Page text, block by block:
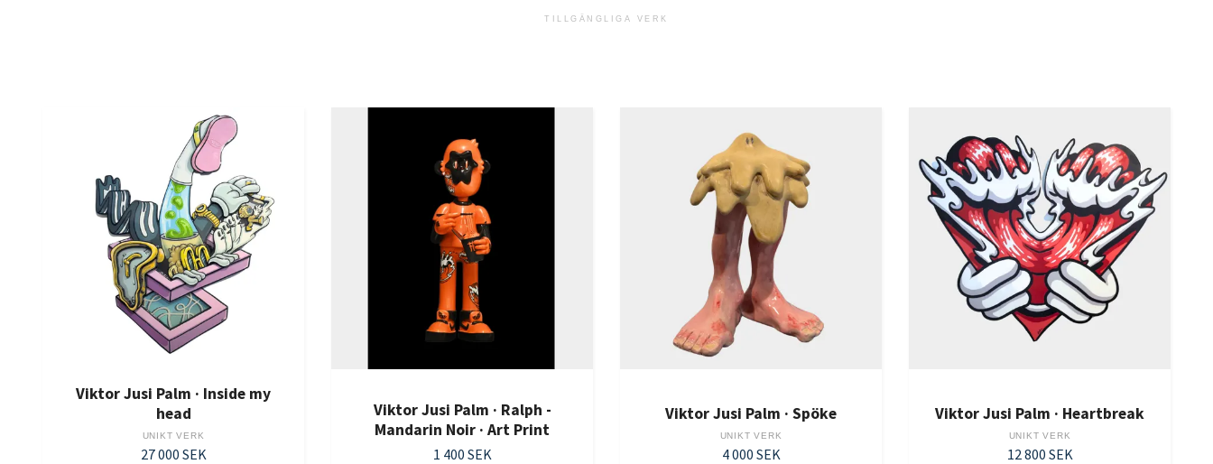
TILLGÄNGLIGA VERK
Viktor Jusi Palm · Inside my
head
UNIKT VERK
27 000 SEK
Viktor Jusi Palm · Ralph -
Mandarin Noir · Art Print
1 400 SEK
Viktor Jusi Palm · Spöke
UNIKT VERK
4 000 SEK
Viktor Jusi Palm · Heartbreak
UNIKT VERK
12 800 SEK